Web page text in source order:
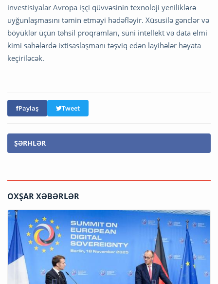
investisiyalar Avropa işçi qüvvəsinin texnoloji yeniliklərə
uyğunlaşmasını təmin etməyi hədəfləyir. Xüsusilə gənclər və
böyüklər üçün təhsil proqramları, süni intellekt və data elmi
kimi sahələrdə ixtisaslaşmanı təşviq edən layihələr həyata
keçiriləcək.
Paylaş Tweet
ŞƏRHLƏR
OXŞAR XƏBƏRLƏR